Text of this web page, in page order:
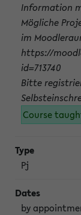
Information
Mögliche
im
https://
id=713740
Bitte
Course
Pj
by